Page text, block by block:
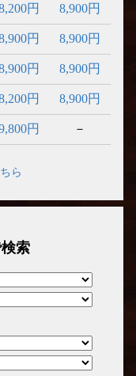
円 8,900円
円 8,900円
円 8,900円
円 8,900円
円 －
ら
索